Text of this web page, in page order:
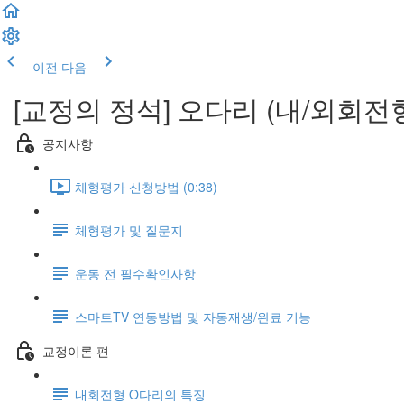
이전 다음
[교정의 정석] 오다리 (내/외회전
공지사항
체형평가 신청방법 (0:38)
체형평가 및 질문지
운동 전 필수확인사항
스마트TV 연동방법 및 자동재생/완료 기능
교정이론 편
내회전형 O다리의 특징